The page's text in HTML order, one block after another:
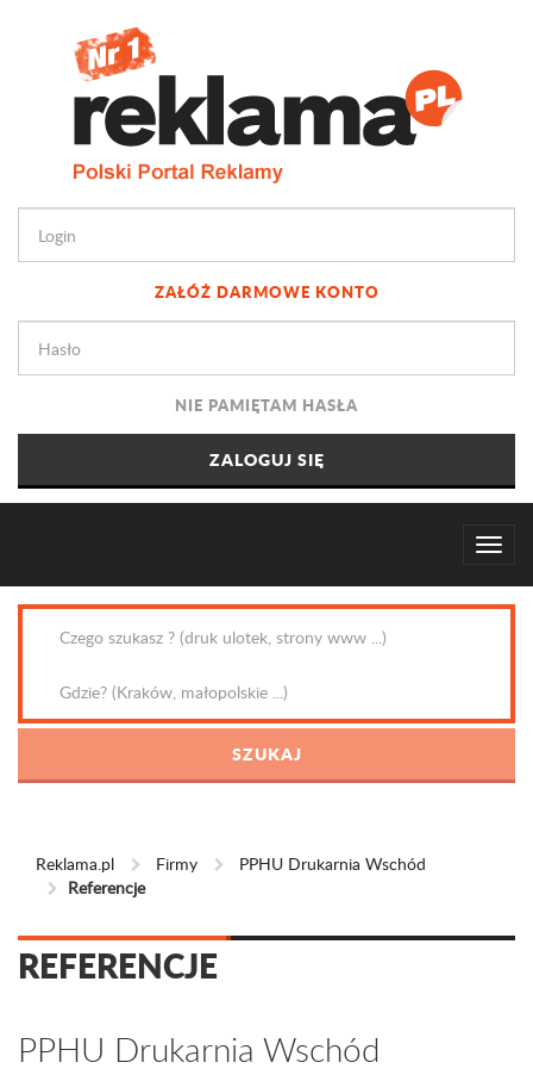
ZAŁÓŻ DARMOWE KONTO
NIE PAMIĘTAM HASŁA
Reklama.pl Firmy
PPHU Drukarnia Wschód
Referencje
REFERENCJE
PPHU Drukarnia Wschód